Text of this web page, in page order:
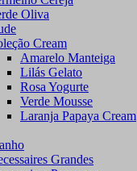
Oliva
Cream
Amarelo Manteiga
Lilás Gelato
Rosa Yogurte
Verde Mousse
Laranja Papaya Cream
Grandes